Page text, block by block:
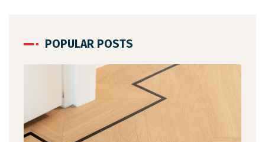
POPULAR POSTS